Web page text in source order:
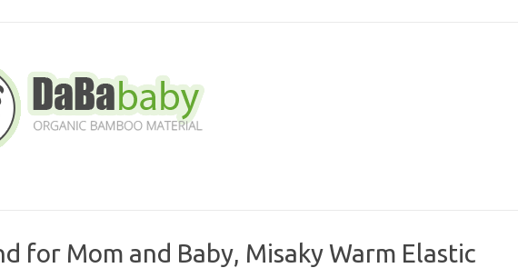
for Mom and Baby, Misaky Warm Elastic